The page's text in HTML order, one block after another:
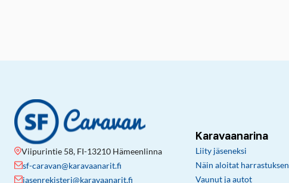
Viipurintie 58, FI-13210 Hämeenlinna
sf-caravan@karavaanarit.fi
jasenrekisteri@karavaanarit.fi
Karavaanarina
Liity jäseneksi
Näin aloitat harrastuksen
Vaunut ja autot